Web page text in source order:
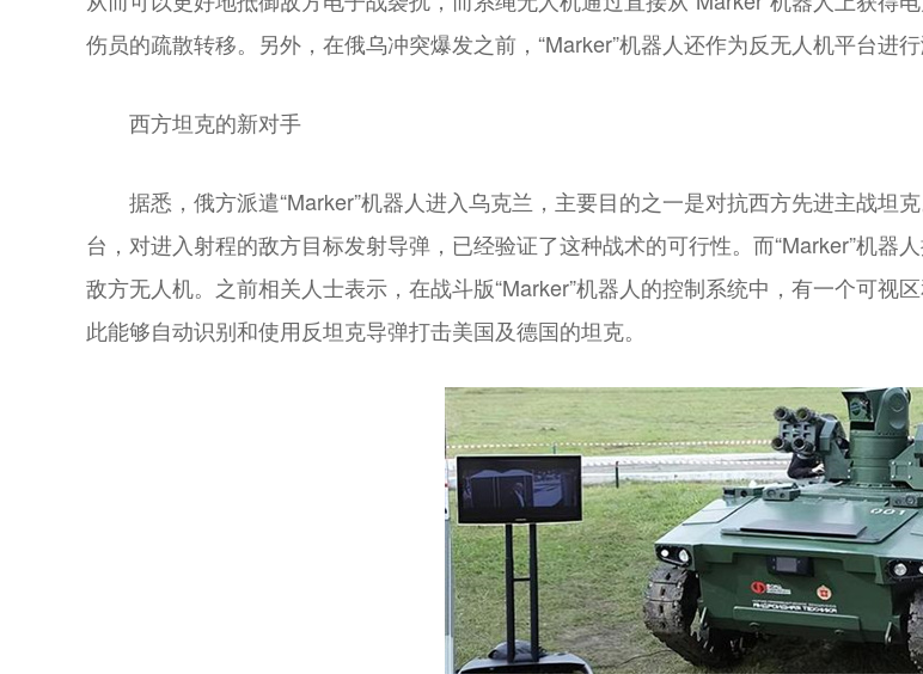
伤员的疏散转移。另外，在俄乌冲突爆发之前，“Marker”机器人还作为反无人机平台进
西方坦克的新对手
据悉，俄方派遣“Marker”机器人进入乌克兰，主要目的之一是对抗西方先进主战
台，对进入射程的敌方目标发射导弹，已经验证了这种战术的可行性。而“Marker”机
敌方无人机。之前相关人士表示，在战斗版“Marker”机器人的控制系统中，有一个可视
此能够自动识别和使用反坦克导弹打击美国及德国的坦克。